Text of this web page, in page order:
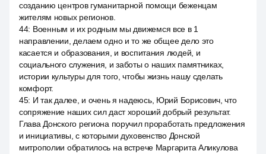
созданию центров гуманитарной помощи беженцам
жителям новых регионов.
44: Военным и их родным мы движемся все в 1
направлении, делаем одно и то же общее дело это
касается и образования, и воспитания людей, и
социального служения, и заботы о наших памятниках,
истории культуры для того, чтобы жизнь нашу сделать
комфорт.
45: И так далее, и очень я надеюсь, Юрий Борисович, что
сопряжение наших сил даст хороший добрый результат.
Глава Донского региона поручил проработать предложения
и инициативы, с которыми духовенство Донской
митрополии обратилось на встрече Маргарита Аликулова